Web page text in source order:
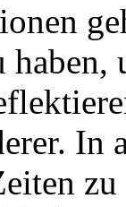
In
zu